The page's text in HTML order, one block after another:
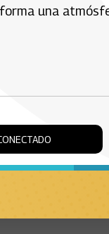
forma una